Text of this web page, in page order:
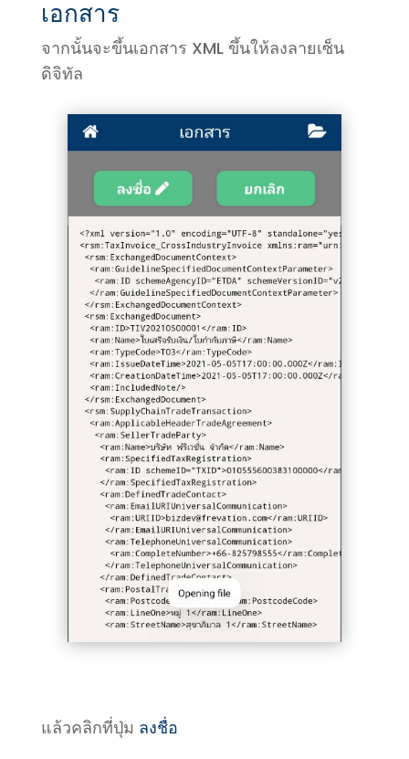
เอกสาร
จากนั้นจะขึ้นเอกสาร XML ขึ้นให้ลงลายเซ็น
ดิจิทัล
แล้วคลิกที่ปุ่ม ลงชื่อ